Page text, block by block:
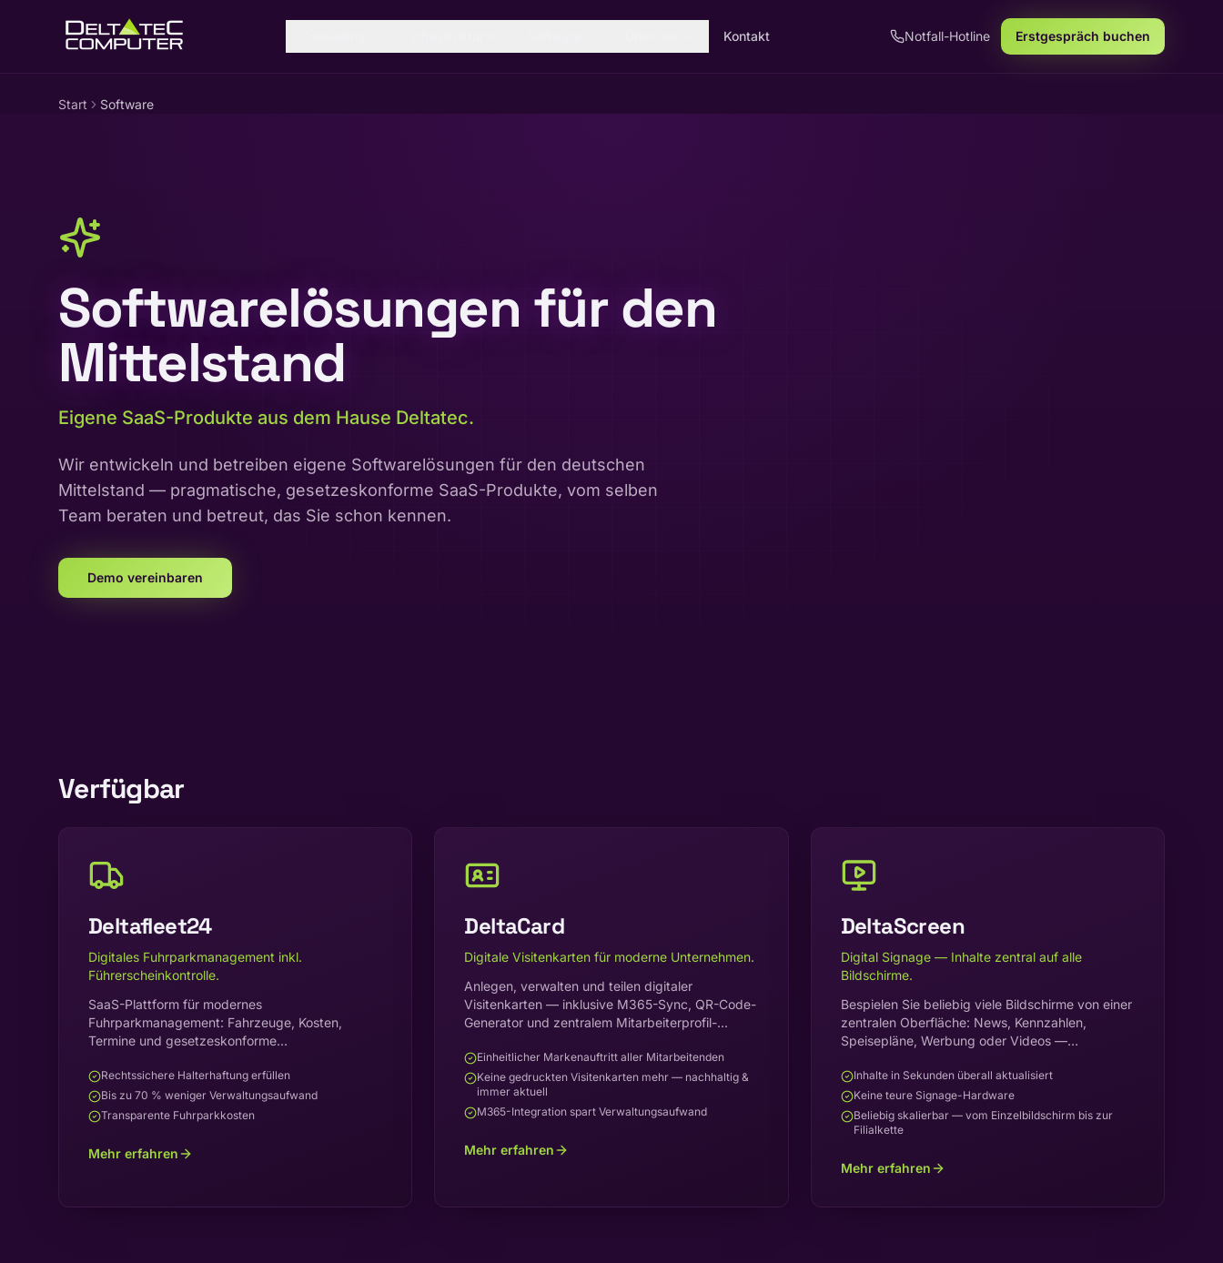
Kontakt Notfall-Hotline Erstgespräch buchen
Start Software
Softwarelösungen für den
Mittelstand
Eigene SaaS-Produkte aus dem Hause Deltatec.
Wir entwickeln und betreiben eigene Softwarelösungen für den deutschen
Mittelstand — pragmatische, gesetzeskonforme SaaS-Produkte, vom selben
Team beraten und betreut, das Sie schon kennen.
Demo vereinbaren
Verfügbar
Deltafleet24
Digitales Fuhrparkmanagement inkl.
Führerscheinkontrolle.
SaaS-Plattform für modernes
Fuhrparkmanagement: Fahrzeuge, Kosten,
Termine und gesetzeskonforme
Rechtssichere Halterhaftung erfüllen
Bis zu 70 % weniger Verwaltungsaufwand
Transparente Fuhrparkkosten
Mehr erfahren
DeltaCard
Digitale Visitenkarten für moderne Unternehmen.
Anlegen, verwalten und teilen digitaler
Visitenkarten — inklusive M365-Sync, QR-Code-
Generator und zentralem Mitarbeiterprofil-
Einheitlicher Markenauftritt aller Mitarbeitenden
Keine gedruckten Visitenkarten mehr — nachhaltig &
immer aktuell
M365-Integration spart Verwaltungsaufwand
Mehr erfahren
DeltaScreen
Digital Signage — Inhalte zentral auf alle
Bildschirme.
Bespielen Sie beliebig viele Bildschirme von einer
zentralen Oberfläche: News, Kennzahlen,
Speisepläne, Werbung oder Videos —
Hardware.
Inhalte in Sekunden überall aktualisiert
Keine teure Signage-Hardware
Beliebig skalierbar — vom Einzelbildschirm bis zur
Filialkette
Mehr erfahren